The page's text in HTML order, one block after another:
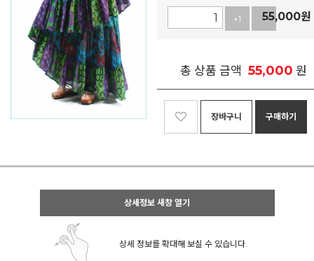
+1 -1
55,000원
총 상품 금액 55,000 원
장바구니 구매하기
상세정보 새창 열기
상세 정보를 확대해 보실 수 있습니다.